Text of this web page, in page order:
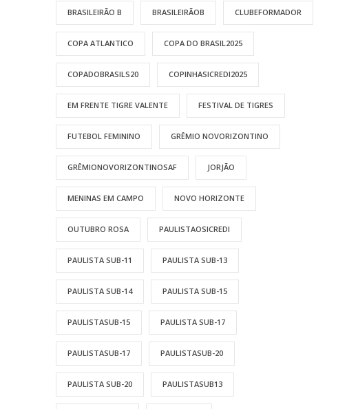
BRASILEIRÃO B BRASILEIRÃOB CLUBEFORMADOR
COPA ATLANTICO COPA DO BRASIL2025
COPADOBRASILS20 COPINHASICREDI2025
EM FRENTE TIGRE VALENTE FESTIVAL DE TIGRES
FUTEBOL FEMININO GRÊMIO NOVORIZONTINO
GRÊMIONOVORIZONTINOSAF JORJÃO
MENINAS EM CAMPO NOVO HORIZONTE
OUTUBRO ROSA PAULISTAOSICREDI
PAULISTA SUB-11 PAULISTA SUB-13
PAULISTA SUB-14 PAULISTA SUB-15
PAULISTASUB-15 PAULISTA SUB-17
PAULISTASUB-17 PAULISTASUB-20
PAULISTA SUB-20 PAULISTASUB13